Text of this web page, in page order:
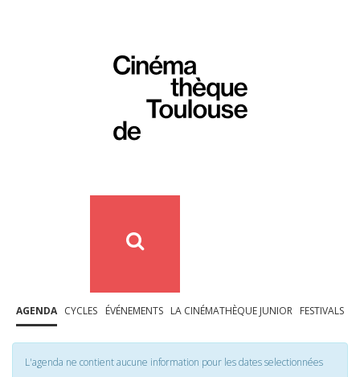
AGENDA CYCLES ÉVÉNEMENTS LA CINÉMATHÈQUE JUNIOR FESTIVALS
L'agenda ne contient aucune information pour les dates selectionnées